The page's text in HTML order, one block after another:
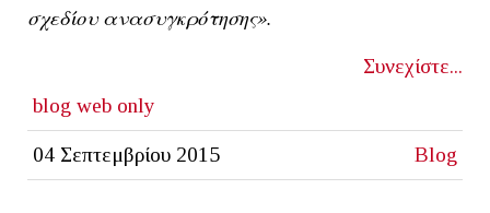
σχεδίου ανασυγκρότησης».
Συνεχίστε...
blog web only
04 Σεπτεμβρίου 2015 Blog